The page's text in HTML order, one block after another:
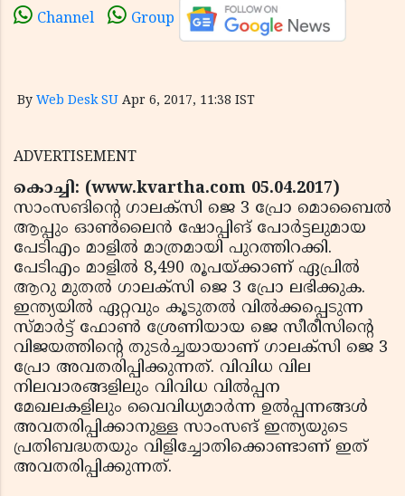
Channel Group
By Web Desk SU Apr 6, 2017, 11:38 IST
ADVERTISEMENT
കൊച്ചി: (www.kvartha.com 05.04.2017)
സാംസങിന്റെ ഗാലക്‌സി ജെ 3 പ്രോ മൊബൈല്‍
ആപ്പും ഓണ്‍ലൈന്‍ ഷോപ്പിങ് പോര്‍ട്ടലുമായ
പേടിഎം മാളില്‍ മാത്രമായി പുറത്തിറക്കി.
പേടിഎം മാളില്‍ 8,490 രൂപയ്ക്കാണ് ഏപ്രില്‍
ആറു മുതല്‍ ഗാലക്‌സി ജെ 3 പ്രോ ലഭിക്കുക.
ഇന്ത്യയില്‍ ഏറ്റവും കൂടുതല്‍ വില്‍ക്കപ്പെടുന്ന
സ്മാര്‍ട്ട് ഫോണ്‍ ശ്രേണിയായ ജെ സീരീസിന്റെ
വിജയത്തിന്റെ തുടര്‍ച്ചയായാണ് ഗാലക്‌സി ജെ 3
പ്രോ അവതരിപ്പിക്കുന്നത്. വിവിധ വില
നിലവാരങ്ങളിലും വിവിധ വില്‍പ്പന
മേഖലകളിലും വൈവിധ്യമാര്‍ന്ന ഉല്‍പ്പന്നങ്ങള്‍
അവതരിപ്പിക്കാനുള്ള സാംസങ് ഇന്ത്യയുടെ
പ്രതിബദ്ധതയും വിളിച്ചോതിക്കൊണ്ടാണ് ഇത്
അവതരിപ്പിക്കുന്നത്.